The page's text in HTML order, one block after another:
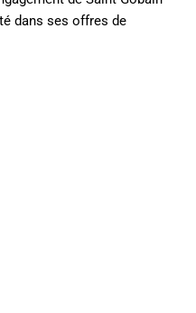
dans ses offres de